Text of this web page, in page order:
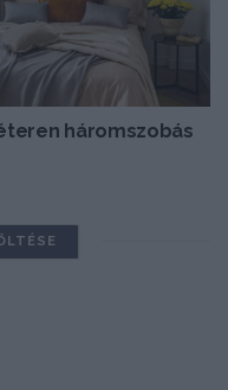
háromszobás